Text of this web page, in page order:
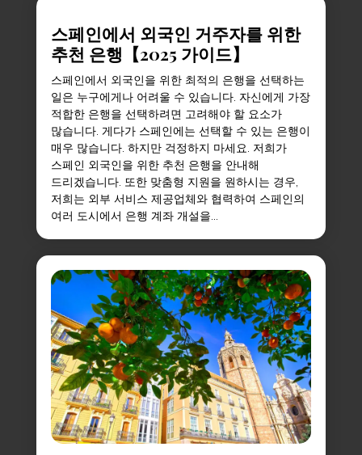
스페인에서 외국인 거주자를 위한
추천 은행【2025 가이드】
스페인에서 외국인을 위한 최적의 은행을 선택하는
일은 누구에게나 어려울 수 있습니다. 자신에게 가장
적합한 은행을 선택하려면 고려해야 할 요소가
많습니다. 게다가 스페인에는 선택할 수 있는 은행이
매우 많습니다. 하지만 걱정하지 마세요. 저희가
스페인 외국인을 위한 추천 은행을 안내해
드리겠습니다. 또한 맞춤형 지원을 원하시는 경우,
저희는 외부 서비스 제공업체와 협력하여 스페인의
여러 도시에서 은행 계좌 개설을...